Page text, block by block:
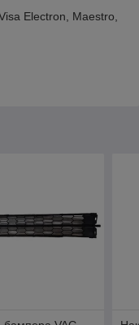
Electron, Maestro,